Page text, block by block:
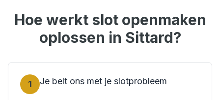
Hoe werkt slot openmaken
oplossen in Sittard?
1 Je belt ons met je slotprobleem